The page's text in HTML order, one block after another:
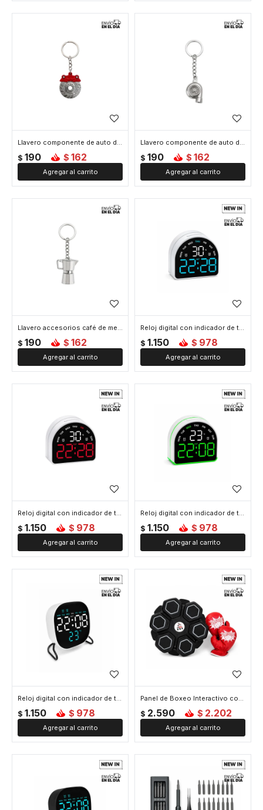
Llavero componente de auto de metal - Disco
$ 190 $ 162
Llavero componente de auto de metal - Turbo
$ 190 $ 162
Llavero accesorios café de metal - Cafetera
$ 190 $ 162
Reloj digital con indicador de temperatura Arco - Azul
$ 1.150 $ 978
Reloj digital con indicador de temperatura Arco - Rojo
$ 1.150 $ 978
Reloj digital con indicador de temperatura Arco - Verde
$ 1.150 $ 978
Reloj digital con indicador de temperatura Cuadrado Blanco - Blanco
$ 1.150 $ 978
Panel de Boxeo Interactivo con Música y Luces - Negro
$ 2.590 $ 2.202